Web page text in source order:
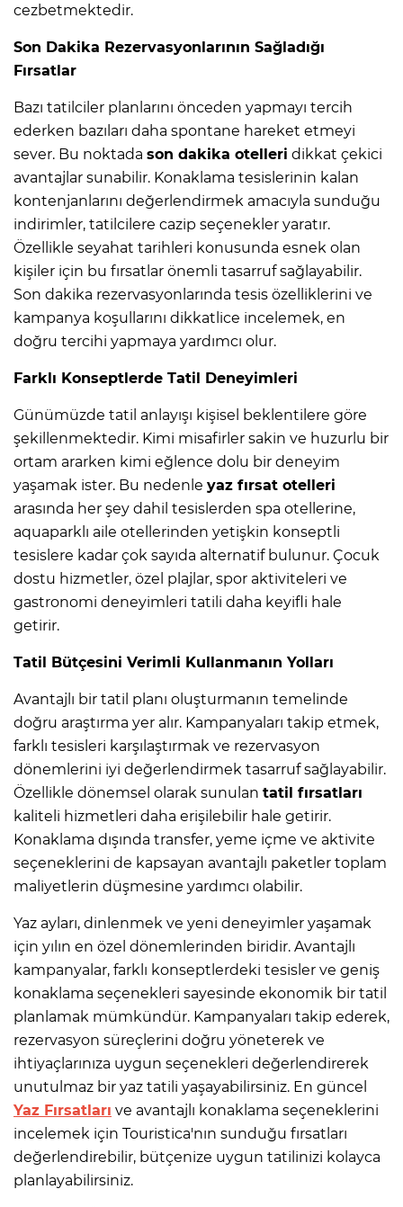
cezbetmektedir.
Son Dakika Rezervasyonlarının Sağladığı
Fırsatlar
Bazı tatilciler planlarını önceden yapmayı tercih
ederken bazıları daha spontane hareket etmeyi
sever. Bu noktada son dakika otelleri dikkat çekici
avantajlar sunabilir. Konaklama tesislerinin kalan
kontenjanlarını değerlendirmek amacıyla sunduğu
indirimler, tatilcilere cazip seçenekler yaratır.
Özellikle seyahat tarihleri konusunda esnek olan
kişiler için bu fırsatlar önemli tasarruf sağlayabilir.
Son dakika rezervasyonlarında tesis özelliklerini ve
kampanya koşullarını dikkatlice incelemek, en
doğru tercihi yapmaya yardımcı olur.
Farklı Konseptlerde Tatil Deneyimleri
Günümüzde tatil anlayışı kişisel beklentilere göre
şekillenmektedir. Kimi misafirler sakin ve huzurlu bir
ortam ararken kimi eğlence dolu bir deneyim
yaşamak ister. Bu nedenle yaz fırsat otelleri
arasında her şey dahil tesislerden spa otellerine,
aquaparklı aile otellerinden yetişkin konseptli
tesislere kadar çok sayıda alternatif bulunur. Çocuk
dostu hizmetler, özel plajlar, spor aktiviteleri ve
gastronomi deneyimleri tatili daha keyifli hale
getirir.
Tatil Bütçesini Verimli Kullanmanın Yolları
Avantajlı bir tatil planı oluşturmanın temelinde
doğru araştırma yer alır. Kampanyaları takip etmek,
farklı tesisleri karşılaştırmak ve rezervasyon
dönemlerini iyi değerlendirmek tasarruf sağlayabilir.
Özellikle dönemsel olarak sunulan tatil fırsatları
kaliteli hizmetleri daha erişilebilir hale getirir.
Konaklama dışında transfer, yeme içme ve aktivite
seçeneklerini de kapsayan avantajlı paketler toplam
maliyetlerin düşmesine yardımcı olabilir.
Yaz ayları, dinlenmek ve yeni deneyimler yaşamak
için yılın en özel dönemlerinden biridir. Avantajlı
kampanyalar, farklı konseptlerdeki tesisler ve geniş
konaklama seçenekleri sayesinde ekonomik bir tatil
planlamak mümkündür. Kampanyaları takip ederek,
rezervasyon süreçlerini doğru yöneterek ve
ihtiyaçlarınıza uygun seçenekleri değerlendirerek
unutulmaz bir yaz tatili yaşayabilirsiniz. En güncel
Yaz Fırsatları ve avantajlı konaklama seçeneklerini
incelemek için Touristica'nın sunduğu fırsatları
değerlendirebilir, bütçenize uygun tatilinizi kolayca
planlayabilirsiniz.